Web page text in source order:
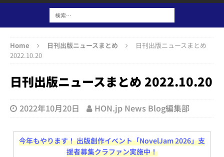
Home 日刊出版ニュースまとめ
日刊出版ニュースまとめ
2022.10.20
日刊出版ニュースまとめ 2022.10.20
2022年10月20日 HON.jp News Blog編集部
今年もやります！ 出版創作イベント「NovelJam 2026」支
援者募集クラファン実施中！